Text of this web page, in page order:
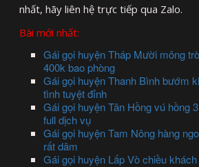
nhất, hãy liên hệ trực tiếp qua Zalo.
Bài mới nhất:
Gái gọi huyện Tháp Mười mông
400k bao phòng
Gái gọi huyện Thanh Bình bướm
tình tuyệt đỉnh
Gái gọi huyện Tân Hồng vú hồng
full dịch vụ
Gái gọi huyện Tam Nông hàng
rất dâm
Gái gọi huyện Lấp Vò chiều